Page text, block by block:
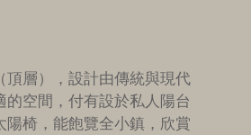
頂層），設計由傳統與現代
的空間，付有設於私人陽台
陽椅，能飽覽全小鎮，欣賞